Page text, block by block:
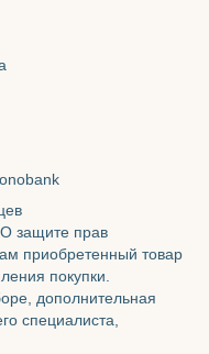
защите прав
приобретенный товар
покупки.
дополнительная
специалиста,